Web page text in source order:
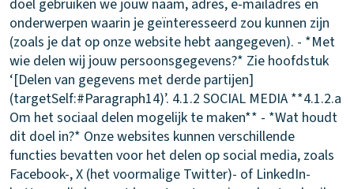
doel gebruiken we jouw naam, adres, e-mailadres en
onderwerpen waarin je geïnteresseerd zou kunnen zijn
(zoals je dat op onze website hebt aangegeven). - *Met
wie delen wij jouw persoonsgegevens?* Zie hoofdstuk
‘[Delen van gegevens met derde partijen]
(targetSelf:#Paragraph14)’. 4.1.2 SOCIAL MEDIA **4.1.2.a
Om het sociaal delen mogelijk te maken** - *Wat houdt
dit doel in?* Onze websites kunnen verschillende
functies bevatten voor het delen op social media, zoals
Facebook-, X (het voormalige Twitter)- of LinkedIn-